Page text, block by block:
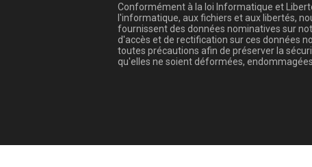
Conformément à la loi Informatique et
l'informatique, aux fichiers et aux libertés,
fournissent des données nominatives sur
d'accès et de rectification sur ces données
toutes précautions afin de préserver la
qu'elles ne soient déformées,